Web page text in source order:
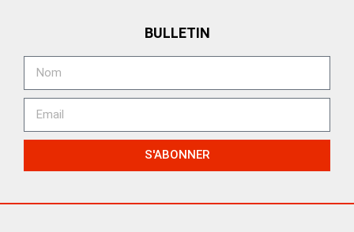
BULLETIN
S'ABONNER